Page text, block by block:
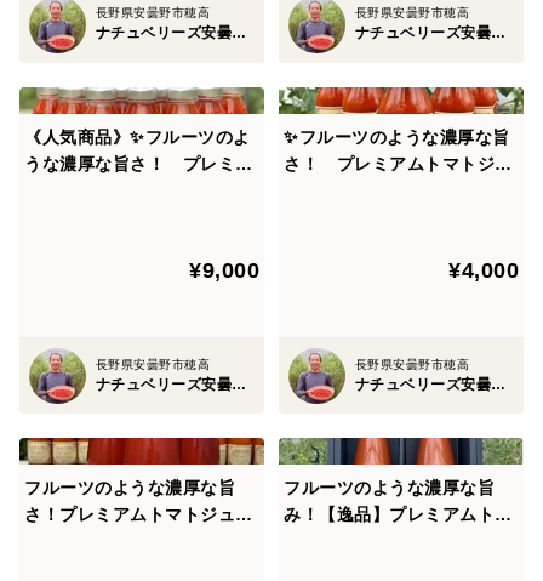
長野県安曇野市穂高
ナチュベリーズ安曇野自然農園
長野県安曇野市穂高
ナチュベリーズ安曇野自然農園
《人気商品》✨フルーツのよ
うな濃厚な旨さ！ プレミア
¥9,000
長野県安曇野市穂高
ナチュベリーズ安曇野自然農園
✨フルーツのような濃厚な旨
さ！ プレミアムトマトジュ
¥4,000
長野県安曇野市穂高
ナチュベリーズ安曇野自然農園
フルーツのような濃厚な旨
さ！プレミアムトマトジュー
フルーツのような濃厚な旨
み！【逸品】プレミアムトマ